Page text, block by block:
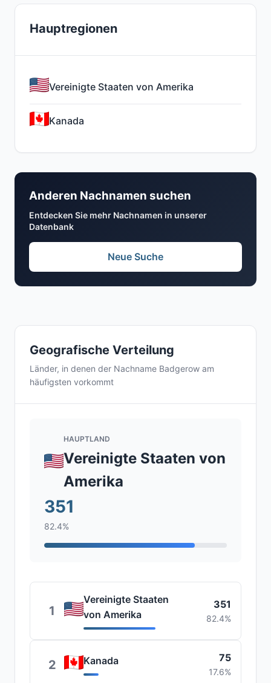
Geografische Verteilung
Länder, in denen der Nachname Badgerow am
häufigsten vorkommt
HAUPTLAND
Vereinigte Staaten von
Amerika
351
82.4%
1
Vereinigte Staaten
von Amerika
351
82.4%
2 Kanada 75
17.6%
Hauptregionen
Vereinigte Staaten von Amerika
Kanada
Anderen Nachnamen suchen
Entdecken Sie mehr Nachnamen in unserer
Datenbank
Neue Suche